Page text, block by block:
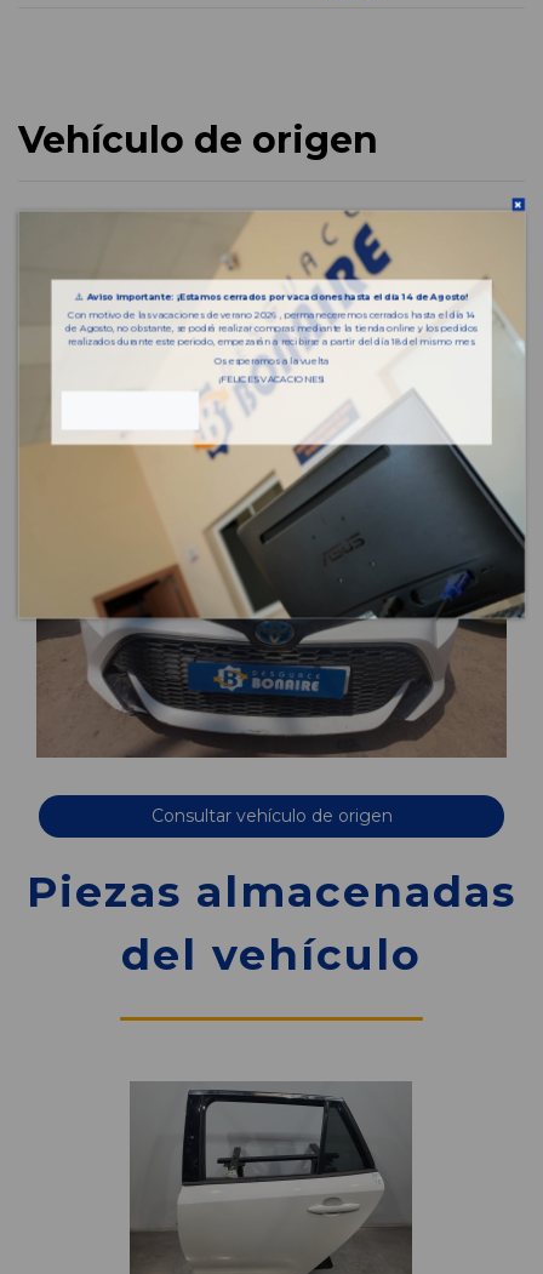
Vehículo de origen
Consultar vehículo de origen
Piezas almacenadas
del vehículo
⚠️Aviso importante: ¡Estamos cerrados por vacaciones hasta el día 14 de Agosto!
Con motivo de las vacaciones de verano 2026 , permaneceremos cerrados hasta el día 14
de Agosto, no obstante, se podrá realizar compras mediante la tienda online y los pedidos
realizados durante este periodo, empezarán a recibirse a partir del día 18 del mismo mes.
Os esperamos a la vuelta
¡FELICES VACACIONES!